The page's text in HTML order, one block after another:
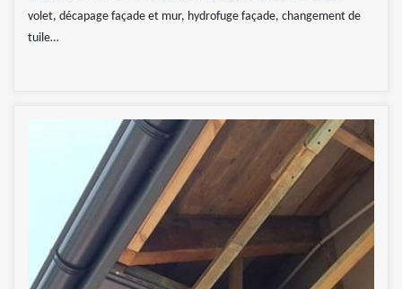
volet, décapage façade et mur, hydrofuge façade, changement de
tuile…